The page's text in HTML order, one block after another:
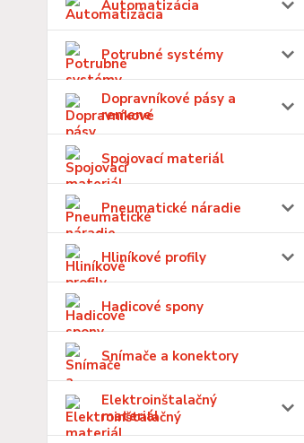
Automatizácia
Potrubné systémy
Dopravníkové pásy a
remene
Spojovací materiál
Pneumatické náradie
Hliníkové profily
Hadicové spony
Snímače a konektory
Elektroinštalačný
materiál